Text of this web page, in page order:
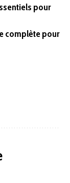
pour
complète pour